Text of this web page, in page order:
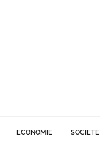
ECONOMIE SOCIÉTÉ